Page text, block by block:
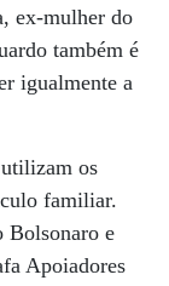
ex-mulher do
também é
igualmente a
os
familiar.
Bolsonaro e
Apoiadores